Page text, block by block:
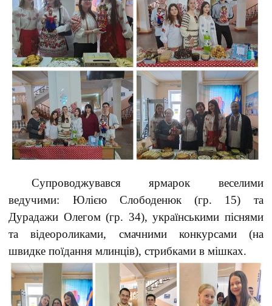
Супроводжувався ярмарок веселими
ведучими: Юлією Слободенюк (гр. 15) та
Дурадажи Олегом (гр. 34), українськими піснями
та відеороликами, смачними конкурсами (на
швидке поїдання млинців), стрибками в мішках.